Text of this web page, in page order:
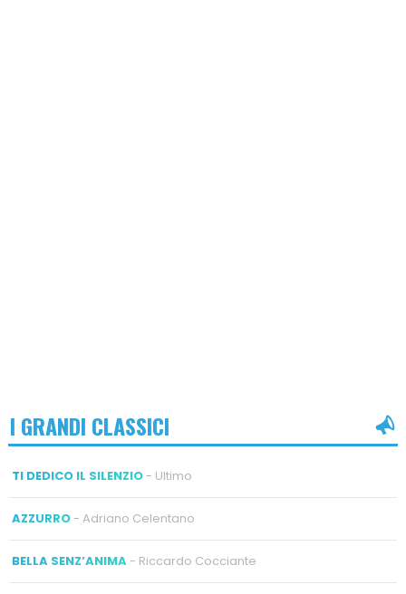
I GRANDI CLASSICI
TI DEDICO IL SILENZIO- Ultimo
AZZURRO- Adriano Celentano
BELLA SENZ’ANIMA- Riccardo Cocciante